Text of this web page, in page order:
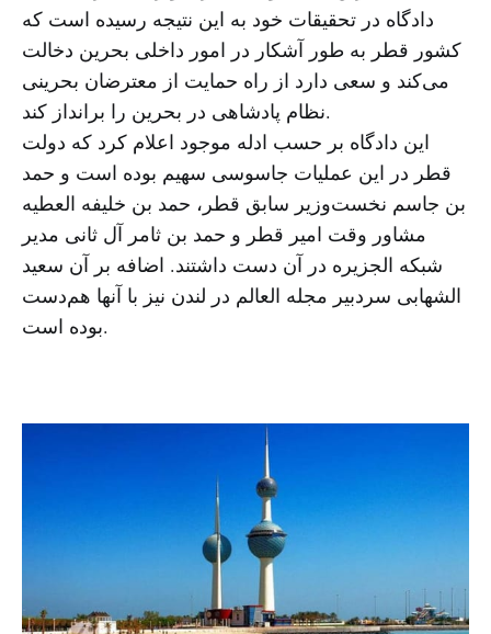
دادگاه در تحقیقات خود به این نتیجه رسیده است که
کشور قطر به طور آشکار در امور داخلی بحرین دخالت
می‌کند و سعی دارد از راه حمایت از معترضان بحرینی
نظام پادشاهی در بحرین را برانداز کند.
این دادگاه بر حسب ادله موجود اعلام کرد که دولت
قطر در این عملیات جاسوسی سهیم بوده است و حمد
بن جاسم نخست‌وزیر سابق قطر، حمد بن خلیفه العطیه
مشاور وقت امیر قطر و حمد بن ثامر آل ثانی مدیر
شبکه الجزیره در آن دست داشتند. اضافه بر آن سعید
الشهابی سردبیر مجله العالم در لندن نیز با آنها هم‌دست
بوده است.